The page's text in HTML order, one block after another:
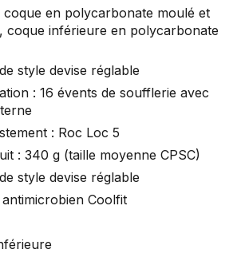
en polycarbonate moulé et
coque inférieure en polycarbonate
style devise réglable
: 16 évents de soufflerie avec
: Roc Loc 5
: 340 g (taille moyenne CPSC)
style devise réglable
Coolfit